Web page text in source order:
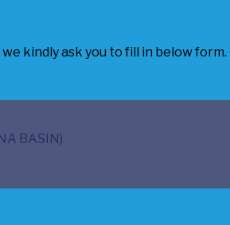
kindly ask you to fill in below
BASIN)